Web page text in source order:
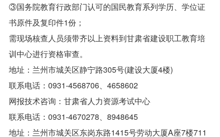
③国务院教育行政部门认可的国民教育系列学历、学位证
书原件及复印件1份；
需现场核查人员须带齐以上资料到甘肃省建设职工教育培
训中心进行资格审查。
地址：兰州市城关区静宁路305号(建设大厦4楼)
联系电话：0931-4568706、4658602
网报技术咨询：甘肃省人力资源考试中心
联系电话：0931-4670278、8948645
地址：兰州市城关区东岗东路1415号劳动大厦A座7楼711